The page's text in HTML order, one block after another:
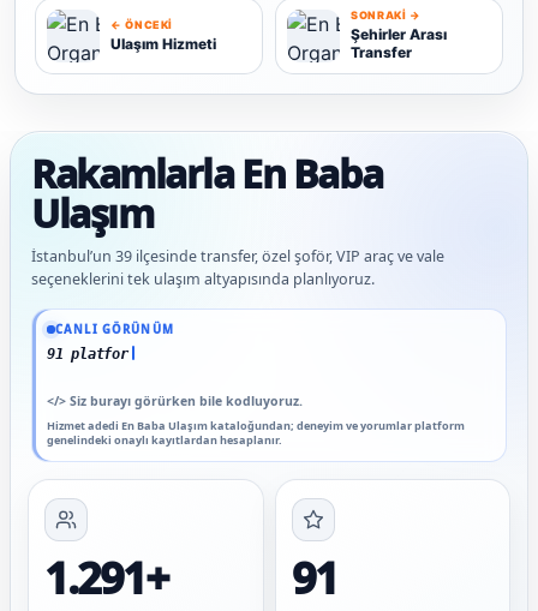
← ÖNCEKI
Ulaşım Hizmeti
SONRAKI →
Şehirler Arası
Transfer
Rakamlarla En Baba
Ulaşım
İstanbul’un 39 ilçesinde transfer, özel şoför, VIP araç ve vale
seçeneklerini tek ulaşım altyapısında planlıyoruz.
CANLI GÖRÜNÜM
91 platform genelinde onayl
</> Siz burayı görürken bile kodluyoruz.
Hizmet adedi En Baba Ulaşım kataloğundan; deneyim ve yorumlar platform
genelindeki onaylı kayıtlardan hesaplanır.
Güncel veriler: 1.291+ En Baba ağı hizmet deneyimi; 91 platform genelinde
1.291+ 91